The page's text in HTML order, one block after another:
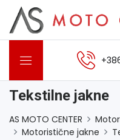
Tekstilne jakne
AS MOTO CENTER
Motoristične jakne